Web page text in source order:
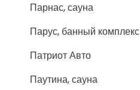
Парнас, сауна
Парус, банный комплекс
Патриот Авто
Паутина, сауна